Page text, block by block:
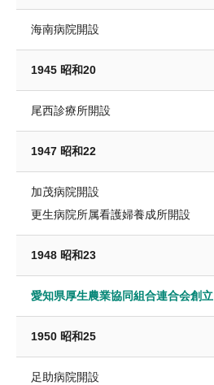
海南病院開設
1945 昭和20
尾西診療所開設
1947 昭和22
加茂病院開設
更生病院所属看護婦養成所開設
1948 昭和23
愛知県厚生農業協同組合連合会創立
1950 昭和25
足助病院開設